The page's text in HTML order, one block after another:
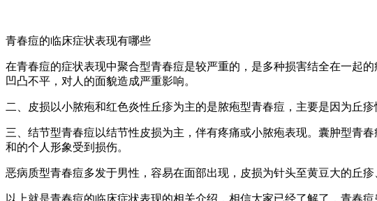
青春痘的临床症状表现有哪些
在青春痘的症状表现中聚合型青春痘是较严重的，是多种损害结全在一起
凹凸不平，对人的面貌造成严重影响。
二、皮损以小脓疱和红色炎性丘疹为主的是脓疱型青春痘，主要是因为丘
三、结节型青春痘以结节性皮损为主，伴有疼痛或小脓疱表现。囊肿型青
和的个人形象受到损伤。
恶病质型青春痘多发于男性，容易在面部出现，皮损为针头至黄豆大的丘疹
以上就是青春痘的临床症状表现的相关介绍，相信大家已经了解了，青春